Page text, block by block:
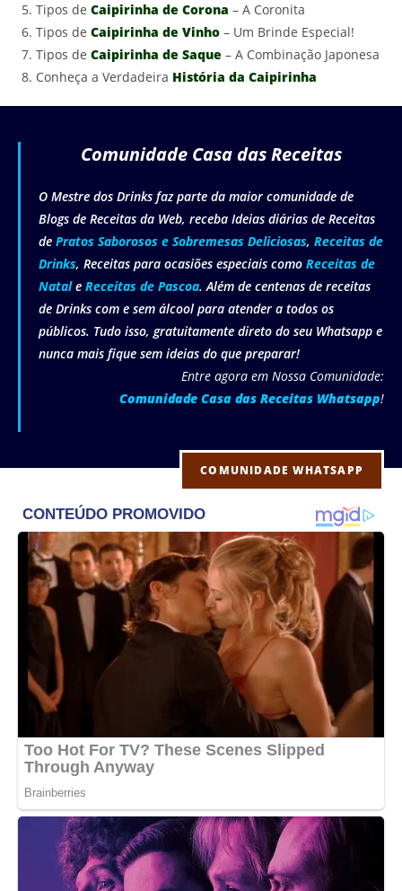
Tipos de Caipirinha de Corona – A Coronita
Tipos de Caipirinha de Vinho – Um Brinde Especial!
Tipos de Caipirinha de Saque – A Combinação Japonesa
Conheça a Verdadeira História da Caipirinha
Comunidade Casa das Receitas
O Mestre dos Drinks faz parte da maior comunidade de
Blogs de Receitas da Web, receba Ideias diárias de Receitas
de Pratos Saborosos e Sobremesas Deliciosas, Receitas de
Drinks, Receitas para ocasiões especiais como Receitas de
Natale Receitas de Pascoa. Além de centenas de receitas
de Drinks com e sem álcool para atender a todos os
públicos. Tudo isso, gratuitamente direto do seu Whatsapp e
nunca mais fique sem ideias do que preparar!
Entre agora em Nossa Comunidade:
Comunidade Casa das Receitas Whatsapp!
COMUNIDADE WHATSAPP